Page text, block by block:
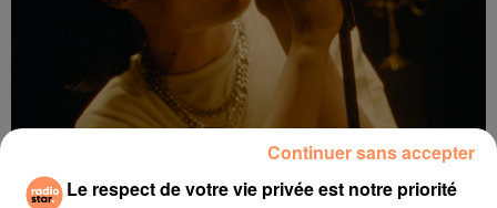
Le respect de votre vie privée est notre priorité
Continuer sans accepter